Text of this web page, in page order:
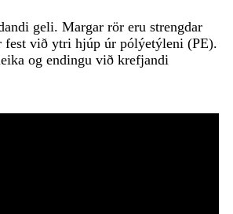
geli. Margar rör eru strengdar
fest við ytri hjúp úr pólýetýleni (PE).
og endingu við krefjandi